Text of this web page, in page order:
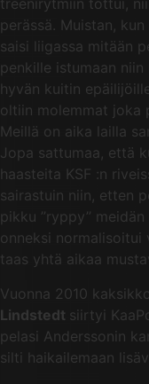
treenirytmiin tottui,
perässä. Muistan,
saisi liigassa mitään
penkille istumaan
hyvän kuitin
oltiin molemmat joka
Meillä on aika lailla
Jopa sattumaa, että
haasteita KSF :n
sairastuin niin, etten
pikku ’’ryppy’’
onneksi normalisoitui
taas yhtä aikaa
Vuonna 2010
Lindstedt siirtyi
pelasi Anderssonin
silti haikailemaan